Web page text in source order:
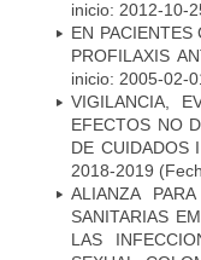
inicio: 2012-10-
EN PACIENTES
PROFILAXIS
inicio: 2005-02-
VIGILANCIA,
EFECTOS NO
DE CUIDADOS
2018-2019
ALIANZA
SANITARIAS
LAS